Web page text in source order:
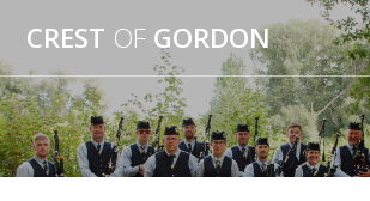
Inhalt
springen
CREST OF GORDON